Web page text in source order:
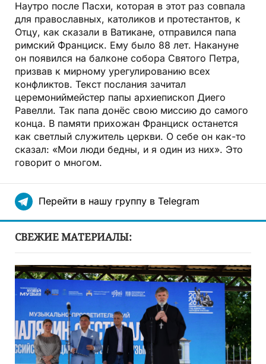
Наутро после Пасхи, которая в этот раз совпала
для православных, католиков и протестантов, к
Отцу, как сказали в Ватикане, отправился папа
римский Франциск. Ему было 88 лет. Накануне
он появился на балконе собора Святого Петра,
призвав к мирному урегулированию всех
конфликтов. Текст послания зачитал
церемониймейстер папы архиепископ Диего
Равелли. Так папа донёс свою миссию до самого
конца. В памяти прихожан Франциск останется
как светлый служитель церкви. О себе он как-то
сказал: «Мои люди бедны, и я один из них». Это
говорит о многом.
Перейти в нашу группу в Telegram
СВЕЖИЕ МАТЕРИАЛЫ: